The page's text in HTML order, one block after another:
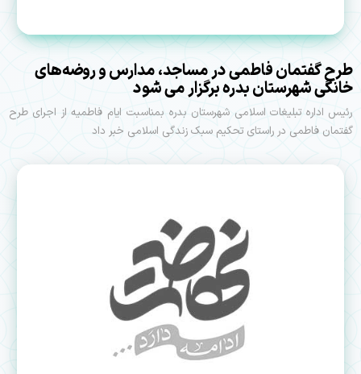
طرح گفتمان فاطمی در مساجد، مدارس و روضه‌های
خانگی شهرستان بدره برگزار می شود
رئیس اداره تبلیغات اسلامی شهرستان بدره بمناسبت ایام فاطمیه از اجرای طرح
گفتمان فاطمی در راستای تحکیم سبک زندگی اسلامی خبر داد